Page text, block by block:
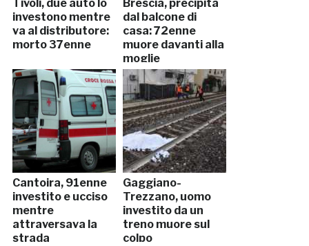
Tivoli, due auto lo
investono mentre
va al distributore:
morto 37enne
Brescia, precipita
dal balcone di
casa: 72enne
muore davanti alla
moglie
Cantoira, 91enne
investito e ucciso
mentre
attraversava la
strada
Gaggiano-
Trezzano, uomo
investito da un
treno muore sul
colpo